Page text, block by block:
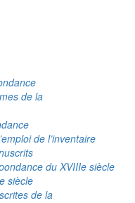
de la
de l’inventaire
du XVIIIe siècle
siècle
de la